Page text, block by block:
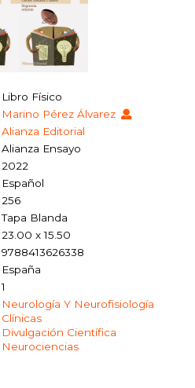
Libro Físico
Marino Pérez Álvarez
Alianza Editorial
Alianza Ensayo
2022
Español
256
Tapa Blanda
23.00 x 15.50
9788413626338
España
1
Neurología Y Neurofisiología
Clínicas
Divulgación Científica
Neurociencias